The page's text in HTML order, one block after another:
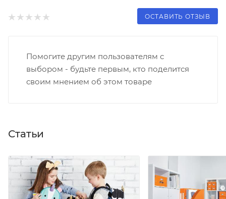
ОСТАВИТЬ ОТЗЫВ
Помогите другим пользователям с
выбором - будьте первым, кто поделится
своим мнением об этом товаре
Статьи